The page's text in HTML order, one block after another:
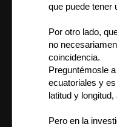
que puede tener
Por otro lado,
no
coincidencia.
Preguntémosle
ecuatoriales y
latitud y
Pero en la